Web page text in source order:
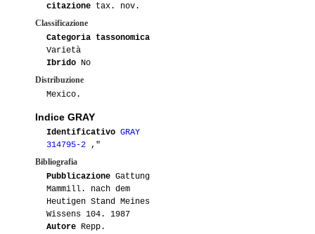
citazione tax. nov.
Classificazione
Categoria tassonomica
Varietà
Ibrido No
Distribuzione
Mexico.
Indice GRAY
Identificativo GRAY
314795-2 ,"
Bibliografia
Pubblicazione Gattung
Mammill. nach dem
Heutigen Stand Meines
Wissens 104. 1987
Autore Repp.